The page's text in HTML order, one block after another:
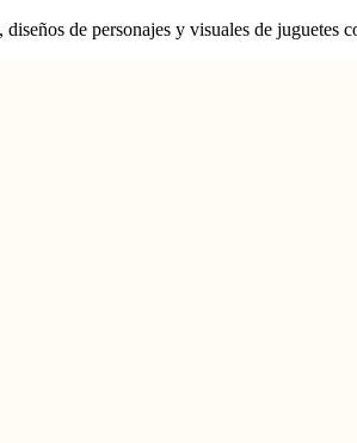
de personajes y visuales de juguetes